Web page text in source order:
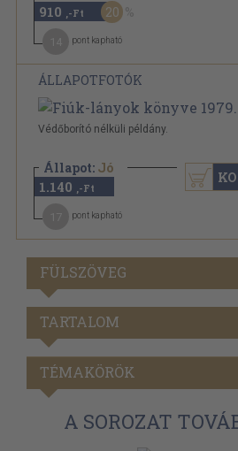
910 ,-Ft 20
pont kapható
ÁLLAPOTFOTÓK
Védőborító nélküli példány.
Állapot: Jó
1.140 ,-Ft
pont kapható
FÜLSZÖVEG
TARTALOM
TÉMAKÖRÖK
A SOROZAT